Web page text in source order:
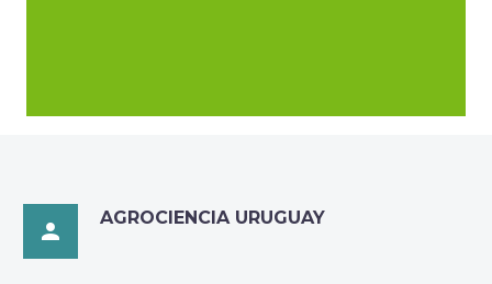

AGROCIENCIA URUGUAY